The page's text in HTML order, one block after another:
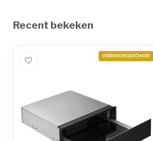
Recent bekeken
VERPAKKINGSSCHADE